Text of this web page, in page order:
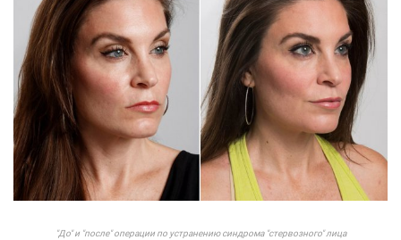
"До" и "после" операции по устранению синдрома "стервозного" лица